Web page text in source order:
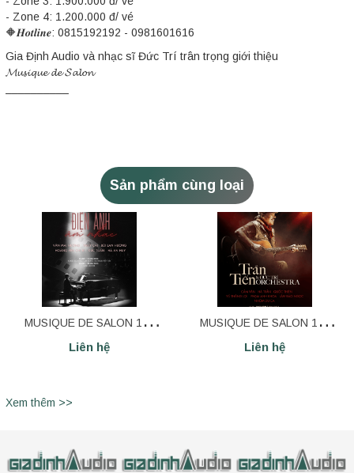
- Zone 4: 1.200.000 đ/ vé
🔶️𝑯𝒐𝒕𝒍𝒊𝒏𝒆: 0815192192 - 0981601616
Gia Định Audio và nhạc sĩ Đức Trí trân trọng giới thiệu
𝓜𝓾𝓼𝓲𝓺𝓾𝓮 𝓭𝓮 𝓢𝓪𝓵𝓸𝓷
Sản phẩm cùng loại
MUSIQUE DE SALON 16 |
ÂM NHẠC & ĐIỆN ẢNH
Liên hệ
MUSIQUE DE SALON 15 |
TRẦN TIẾN & ĐỨC TRÍ
Liên hệ
Xem thêm >>